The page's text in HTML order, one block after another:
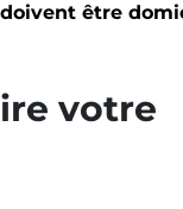
doivent être
votre